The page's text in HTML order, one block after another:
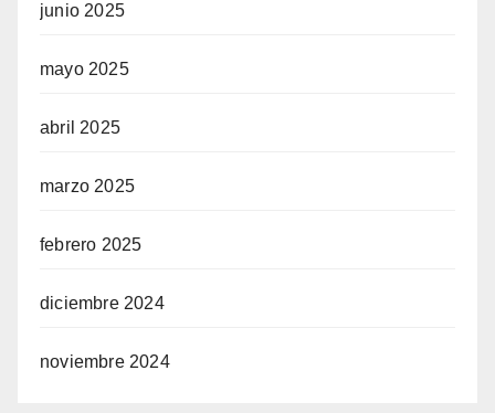
junio 2025
mayo 2025
abril 2025
marzo 2025
febrero 2025
diciembre 2024
noviembre 2024